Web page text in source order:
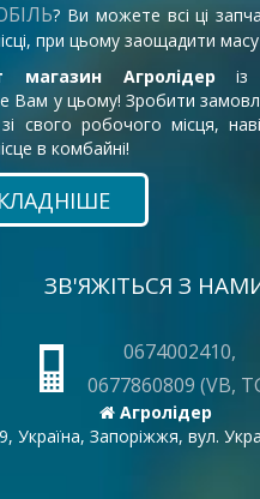
? Ви можете всі ці
при цьому заощадити масу
магазин Агролідер із
Вам у цьому! Зробити
свого робочого місця,
в комбайні!
ЗВ'ЯЖІТЬСЯ З
0674002410,
0677860809 (VB,
Агролідер
Україна, Запоріжжя, вул.